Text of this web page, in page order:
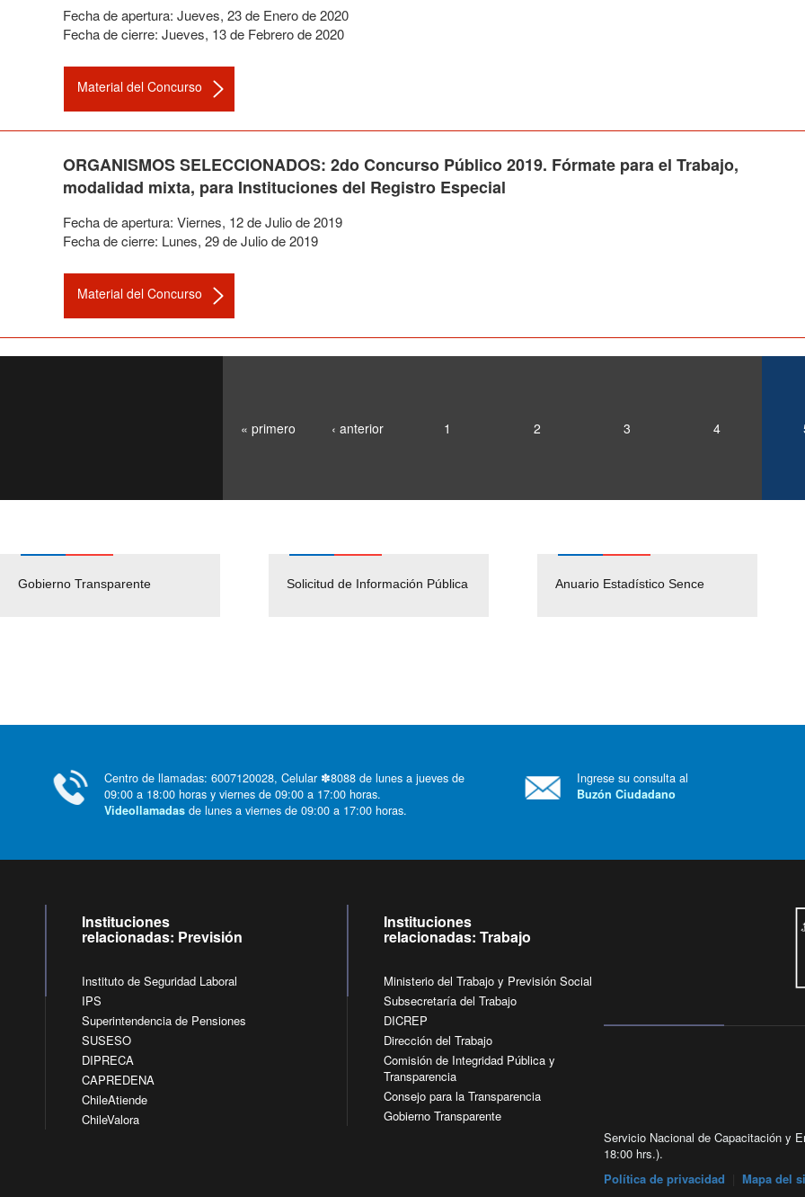
Fecha de apertura: Jueves, 23de Enerode2020
Fecha de cierre: Jueves, 13de Febrerode2020
Material del Concurso
ORGANISMOS SELECCIONADOS: 2do Concurso Público 2019. Fórmate para el Trabajo,
modalidad mixta, para Instituciones del Registro Especial
Fecha de apertura: Viernes, 12deJuliode2019
Fecha de cierre: Lunes, 29deJuliode2019
Material del Concurso
« primero ‹ anterior 1 2 3 4
Gobierno Transparente Solicitud de Información Pública Anuario Estadístico Sence
Pago Proveedores
Empleos Públicos
Solicitud Audiencias y
Centro de llamadas: 6007120028, Celular ✽8088 de lunes a jueves de
09:00 a 18:00 horas y viernes de 09:00 a 17:00 horas.
Videollamadas de lunes a viernes de 09:00 a 17:00 horas.
Ingrese su consulta al
Buzón Ciudadano
Instituciones
relacionadas: Previsión
Instituto de Seguridad Laboral
IPS
Superintendencia de Pensiones
SUSESO
DIPRECA
CAPREDENA
ChileAtiende
ChileValora
Instituciones
relacionadas: Trabajo
Ministerio del Trabajo y Previsión Social
Subsecretaría del Trabajo
DICREP
Dirección del Trabajo
Comisión de Integridad Pública y
Transparencia
Consejo para la Transparencia
Gobierno Transparente
Servicio Nacional de Capacitación y
18:00 hrs.).
Política de privacidad
Mapa del